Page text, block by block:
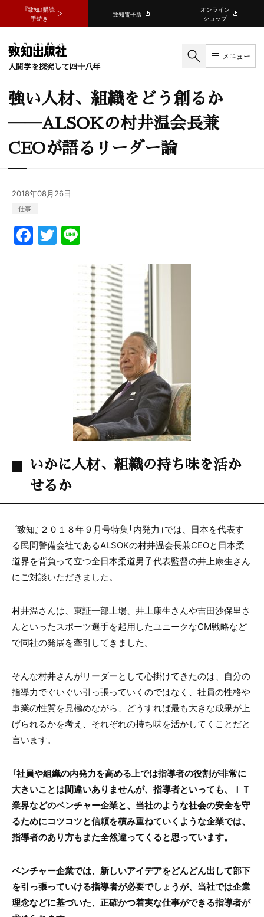
『致知』購読
手続き
致知電子版
オンライン
ショップ
人間学を探究して四十八年
メニュー
強い人材、組織をどう創るか
――ALSOKの村井温会長兼
CEOが語るリーダー論
2018年08月26日
仕事
F
a
T
w
e
いかに人材、組織の持ち味を活か
せるか
『致知』２０１８年９月号特集「内発力」では、日本を代表す
る民間警備会社であるALSOKの村井温会長兼CEOと日本柔
道界を背負って立つ全日本柔道男子代表監督の井上康生さん
にご対談いただきました。
村井温さんは、東証一部上場、井上康生さんや吉田沙保里さ
んといったスポーツ選手を起用したユニークなCM戦略など
で同社の発展を牽引してきました。
そんな村井さんがリーダーとして心掛けてきたのは、自分の
指導力でぐいぐい引っ張っていくのではなく、社員の性格や
事業の性質を見極めながら、どうすれば最も大きな成果が上
げられるかを考え、それぞれの持ち味を活かしてくことだと
言います。
「社員や組織の内発力を高める上では指導者の役割が非常に
大きいことは間違いありませんが、指導者といっても、ＩＴ
業界などのベンチャー企業と、当社のような社会の安全を守
るためにコツコツと信頼を積み重ねていくような企業では、
指導者のあり方もまた全然違ってくると思っています。
ベンチャー企業では、新しいアイデアをどんどん出して部下
を引っ張っていける指導者が必要でしょうが、当社では企業
理念などに基づいた、正確かつ着実な仕事ができる指導者が